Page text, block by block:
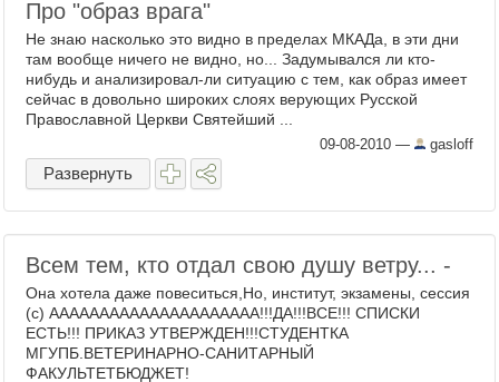
Про "образ врага"
Не знаю насколько это видно в пределах МКАДа, в эти дни
там вообще ничего не видно, но... Задумывался ли кто-
нибудь и анализировал-ли ситуацию с тем, как образ имеет
сейчас в довольно широких слоях верующих Русской
Православной Церкви Святейший ...
09-08-2010 — gasloff
Развернуть
Всем тем, кто отдал свою душу ветру... -
Она хотела даже повеситься,Но, институт, экзамены, сессия
(с) ААААААААААААААААААААА!!!ДА!!!ВСЕ!!! СПИСКИ
ЕСТЬ!!! ПРИКАЗ УТВЕРЖДЕН!!!СТУДЕНТКА
МГУПБ.ВЕТЕРИНАРНО-САНИТАРНЫЙ
ФАКУЛЬТЕТБЮДЖЕТ!